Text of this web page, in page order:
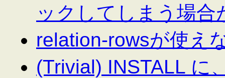
ックしてしまう場合
relation-rowsが使え
(Trivial) INSTALL に